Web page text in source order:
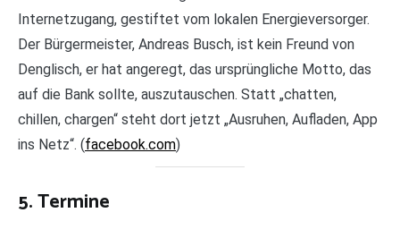
Internetzugang, gestiftet vom lokalen Energieversorger.
Der Bürgermeister, Andreas Busch, ist kein Freund von
Denglisch, er hat angeregt, das ursprüngliche Motto, das
auf die Bank sollte, auszutauschen. Statt „chatten,
chillen, chargen“ steht dort jetzt „Ausruhen, Aufladen, App
ins Netz“. (facebook.com)
5. Termine